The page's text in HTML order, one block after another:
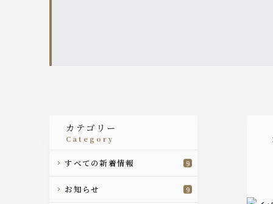
カテゴリー
category
すべての新着情報 9
お知らせ 9